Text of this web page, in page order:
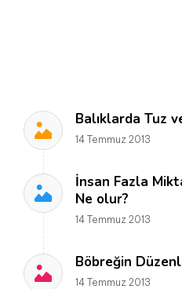
Balıklarda Tuz
14 Temmuz 2013
İnsan Fazla
Ne olur?
14 Temmuz 2013
Böbreğin
14 Temmuz 2013